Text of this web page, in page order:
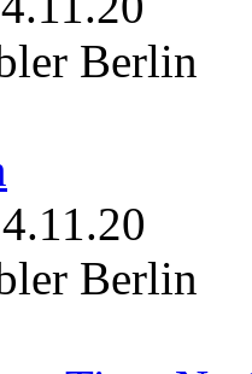
Berlin
Berlin